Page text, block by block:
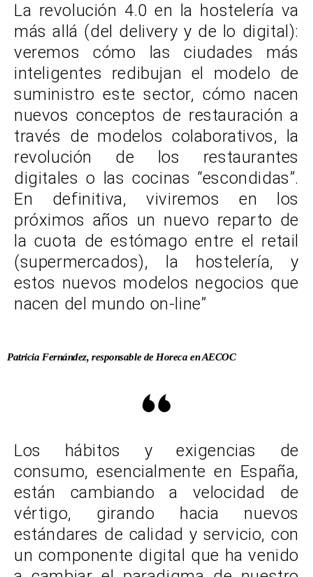
La revolución 4.0 en la hostelería va
más allá (del delivery y de lo digital):
veremos cómo las ciudades más
inteligentes redibujan el modelo de
suministro este sector, cómo nacen
nuevos conceptos de restauración a
través de modelos colaborativos, la
revolución de los restaurantes
digitales o las cocinas “escondidas”.
En definitiva, viviremos en los
próximos años un nuevo reparto de
la cuota de estómago entre el retail
(supermercados), la hostelería, y
estos nuevos modelos negocios que
nacen del mundo on-line”
Patricia Fernández, responsable de Horeca en AECOC
Los hábitos y exigencias de
consumo, esencialmente en España,
están cambiando a velocidad de
vértigo, girando hacia nuevos
estándares de calidad y servicio, con
un componente digital que ha venido